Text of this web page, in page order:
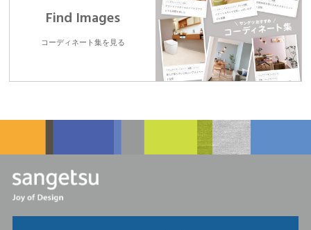
Find Images
コーディネート集を見る